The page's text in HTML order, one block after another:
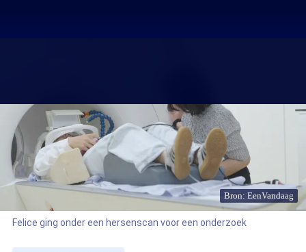
Bron: EenVandaag
Felice ging onder een hersenscan voor een onderzoek